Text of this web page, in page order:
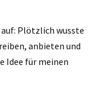
Plötzlich wusste
anbieten und
Idee für meinen